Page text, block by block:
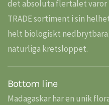
det absoluta flertalet varor i
TRADE sortiment i sin
helt biologiskt
naturliga kretsloppet.
Bottom line
Madagaskar har en unik